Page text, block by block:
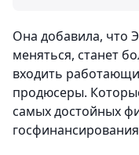
Она добавила, что
меняться, станет
входить
продюсеры.
самых достойных